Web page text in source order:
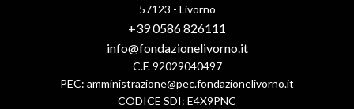
57123 - Livorno
+39 0586 826111
info@fondazionelivorno.it
C.F. 92029040497
PEC: amministrazione@pec.fondazionelivorno.it
CODICE SDI: E4X9PNC